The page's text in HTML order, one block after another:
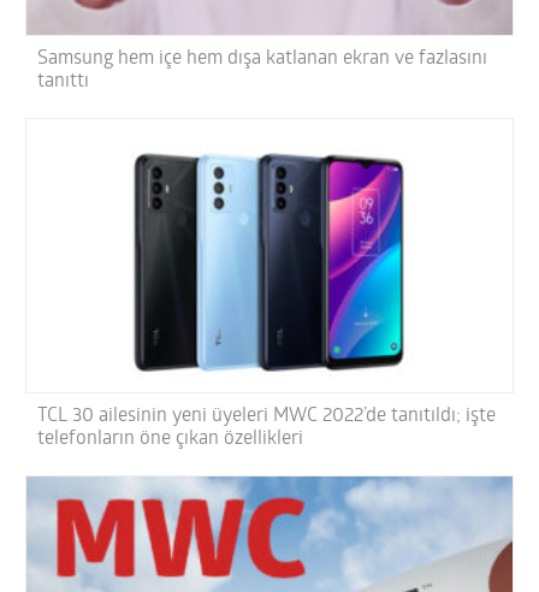
Samsung hem içe hem dışa katlanan ekran ve fazlasını
tanıttı
TCL 30 ailesinin yeni üyeleri MWC 2022’de tanıtıldı; işte
telefonların öne çıkan özellikleri